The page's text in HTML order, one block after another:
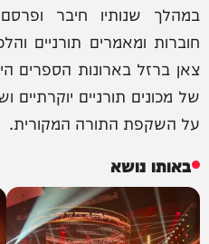
במהלך שנותיו חיבר
חוברות ומאמרים תורניים
צאן ברזל בארונות הספרים
של מכונים תורניים
על השקפת התורה המקורית.
באותו נושא